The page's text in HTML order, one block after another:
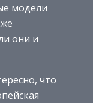
модели
они и
что